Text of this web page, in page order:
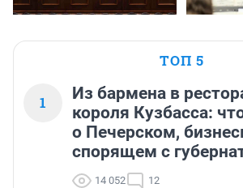
ТОП 5
1
Из бармена в
короля Кузбасса:
о Печерском,
спорящем с
14 052 12